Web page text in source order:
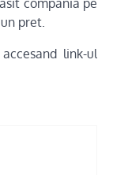
compania pe
pret.
link-ul